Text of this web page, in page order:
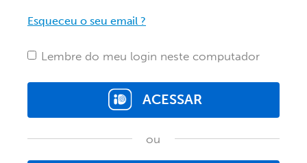
Esqueceu o seu email ?
Lembre do meu login neste computador
ACESSAR
ou